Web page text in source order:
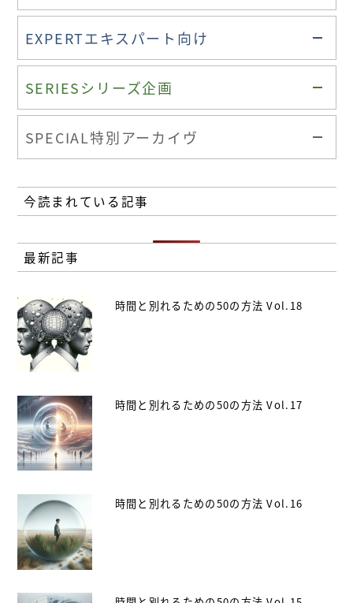
EXPERTエキスパート向け
SERIESシリーズ企画
SPECIAL特別アーカイヴ
今読まれている記事
最新記事
時間と別れるための50の方法 Vol.18
時間と別れるための50の方法 Vol.17
時間と別れるための50の方法 Vol.16